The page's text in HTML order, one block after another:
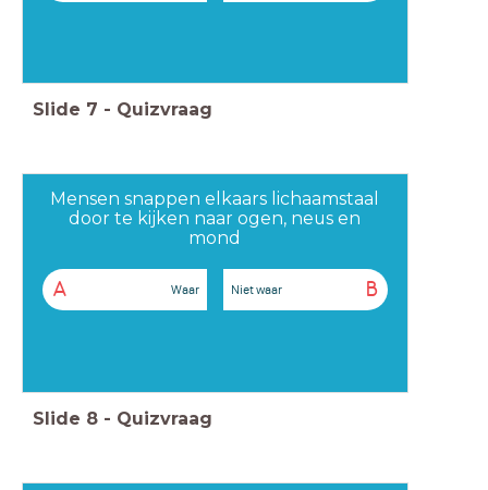
Slide 7 - Quizvraag
Mensen snappen elkaars lichaamstaal
door te kijken naar ogen, neus en
mond
A Waar B
Niet waar
Slide 8 - Quizvraag